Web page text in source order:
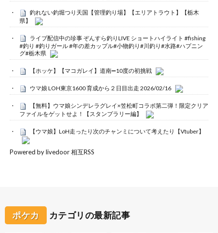
釣れない釣堀つり天国【管理釣り場】【エリアトラウト】【栃木
県】
ライブ配信中の珍事 ぞんすら釣りLIVE ショートハイライト #fishing
#釣り #釣りガール #年の差カップル#小物釣り#川釣り#水路#ハプニン
グ#栃木県
【ホッケ】【マコガレイ】道南➖10度の初挑戦
ウマ娘 LOH東京1600 育成から２日目出走 2026/02/16
【無料】ウマ娘シンデレラグレイ×笠松町コラボ第二弾！限定クリア
ファイルをゲットせよ！【スタンプラリー編】
【ウマ娘】LoH走ったり次のチャンミについて考えたり【Vtuber】
Powered by livedoor 相互RSS
ポケカ カテゴリの最新記事